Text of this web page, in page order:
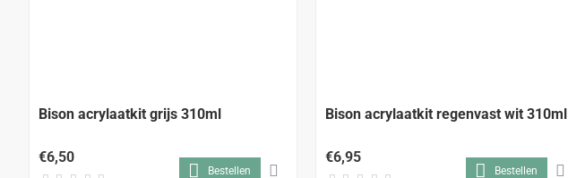
Bison acrylaatkit grijs 310ml
€6,50
Bestellen
Bison acrylaatkit regenvast wit 310ml
€6,95
Bestellen